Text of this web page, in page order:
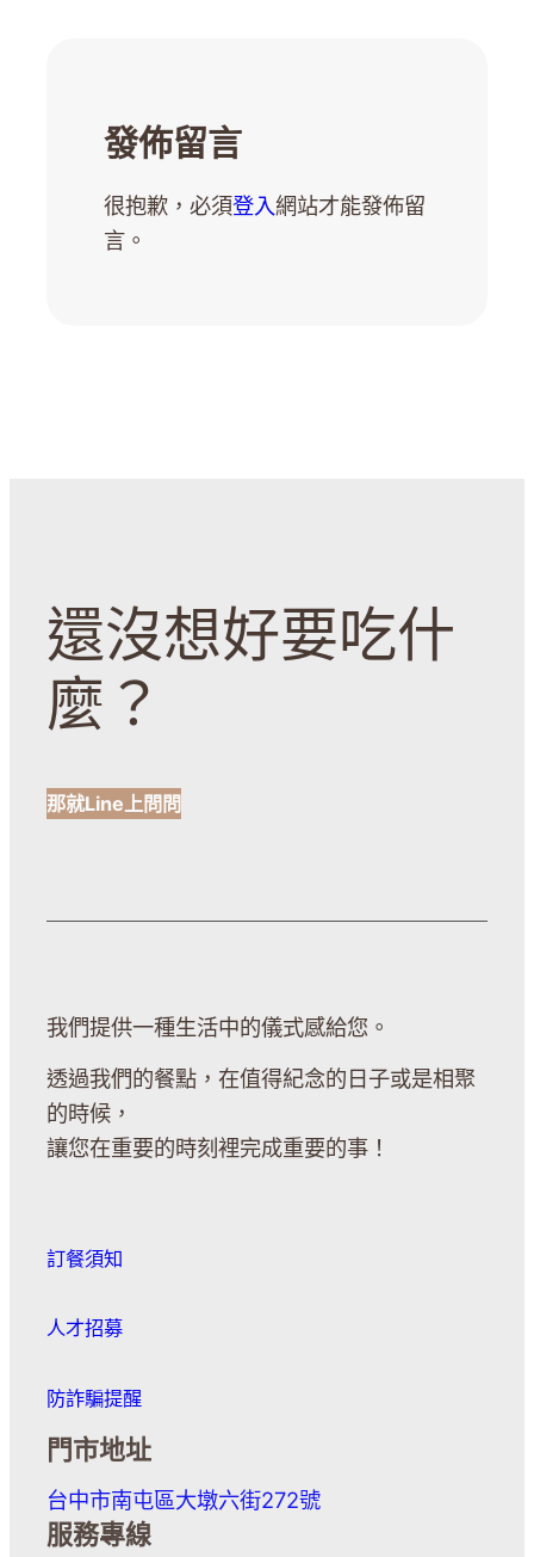
發佈留言
很抱歉，必須登入網站才能發佈留
言。
還沒想好要吃什
麼？
那就Line上問問
我們提供一種生活中的儀式感給您。
透過我們的餐點，在值得紀念的日子或是相聚
的時候，
讓您在重要的時刻裡完成重要的事！
訂餐須知
人才招募
防詐騙提醒
門市地址
台中市南屯區大墩六街272號
服務專線